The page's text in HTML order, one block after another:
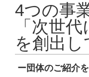
4つの事
「次世
を創出
ー団体のご紹介